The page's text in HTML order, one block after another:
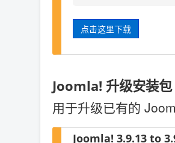
点击这里下载
Joomla! 升级安装包
用于升级已有的
Joomla! 3.9.13 to